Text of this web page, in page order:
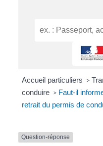
Accueil particuliers >
conduire > Faut-il
retrait du permis de
Question-réponse